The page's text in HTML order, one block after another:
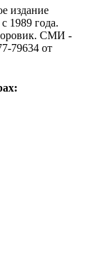
издание
1989 года.
CМИ -
79634 от